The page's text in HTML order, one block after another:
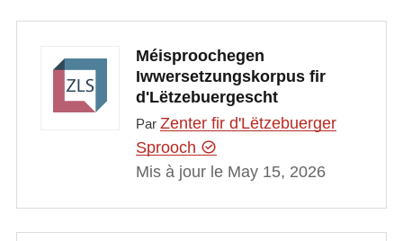
Méisproochegen
Iwwersetzungskorpus fir
d'Lëtzebuergescht
Par Zenter fir d'Lëtzebuerger
Sprooch
Mis à jour le May 15, 2026